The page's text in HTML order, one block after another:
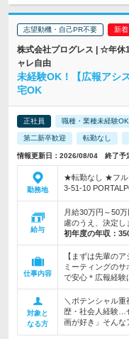
志望動機・自己PR不要
株式会社プログレス | ☆年
ャレ自由
未経験OK！【広報アシ
宅OK
正社員 職種・業種未経験OK
第二新卒歓迎 転勤なし
情報更新日：2026/08/04 終了予
勤務地
★転勤なし ★フル
3-51-10
給与
月給30万円～50
慮のうえ、決定
初年度の年収：
仕事内容
【まずは先輩の
ミーティングの
で安心＊広報経験
対象と
なる方
＼ポテンシャル
歴・社会人経験…
画が好き」そんな